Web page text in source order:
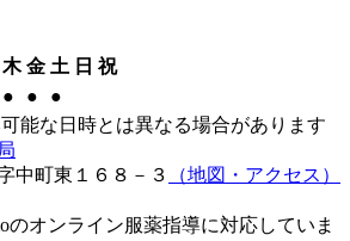
木 金 土 日 祝
● ●
●
能な日時とは異なる場合があります
中町東１６８－３
（地図・アクセス）
のオンライン服薬指導に対応していま